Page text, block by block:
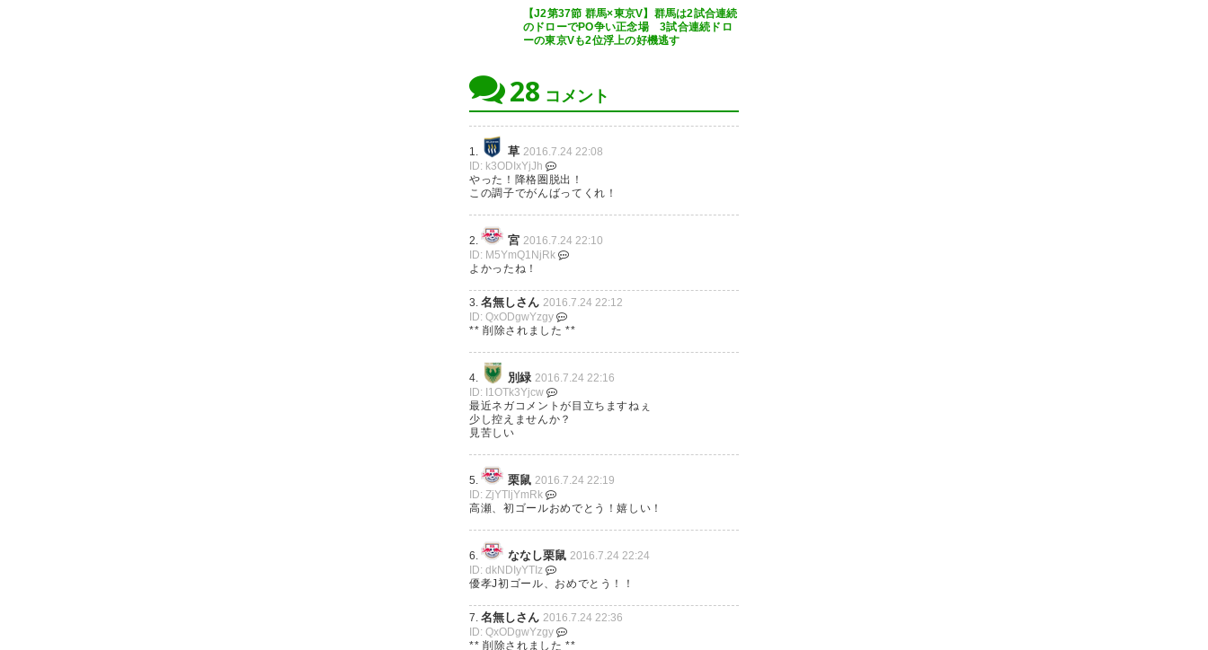
うぉぉぉぉぉーーーー！勝った
ー！高瀬がヒーローだな!
#thespa
— gujin (tyds104)2016, 7月 24
ザスパ勝ったーーー！！ 山岸よ
くやったー！！
— うっちー (antlerslove920)
2016, 7月 24
おっ！ザスパ、勝ちましたか！
良かった！良かった！
— ミッチェル (mitchell_soccer)
2016, 7月 24
— バッキー@さくふぁむ
(skrk39_ymg)2016, 7月 24
高瀬の笑顔が見れて嬉しいぜ！
https://t.co/UkbYAcOoBV
— 右足はオモチャやない！封印
しとるだけ。 (LeftyMonster99)
2016, 7月 24
高瀬くんJ初ゴールだったん
だ！！おめでとう(´；ω；`)今日
ピッチの中でNo.1カッコよかっ
たよー！！！
— umi (yy_suki)
高瀬、初ゴールおめでとう！ あ
のおばちゃんが大喜びしてる
よ！https://t.co/Wy3gfe6XUj
【J2第37節 群馬×東京V】群馬は2試合連続
のドローでPO争い正念場 3試合連続ドロ
ーの東京Vも2位浮上の好機逃す
28 コメント
1. 草 2016.7.24 22:08
ID: k3ODIxYjJh
やった！降格圏脱出！
この調子でがんばってくれ！
2. 宮 2016.7.24 22:10
ID: M5YmQ1NjRk
よかったね！
3. 名無しさん 2016.7.24 22:12
ID: QxODgwYzgy
** 削除されました **
4. 別緑 2016.7.24 22:16
ID: I1OTk3Yjcw
最近ネガコメントが目立ちますねぇ
少し控えませんか？
見苦しい
5. 栗鼠 2016.7.24 22:19
ID: ZjYTljYmRk
高瀬、初ゴールおめでとう！嬉しい！
6. ななし栗鼠 2016.7.24 22:24
ID: dkNDIyYTIz
優孝J初ゴール、おめでとう！！
7. 名無しさん 2016.7.24 22:36
ID: QxODgwYzgy
** 削除されました **